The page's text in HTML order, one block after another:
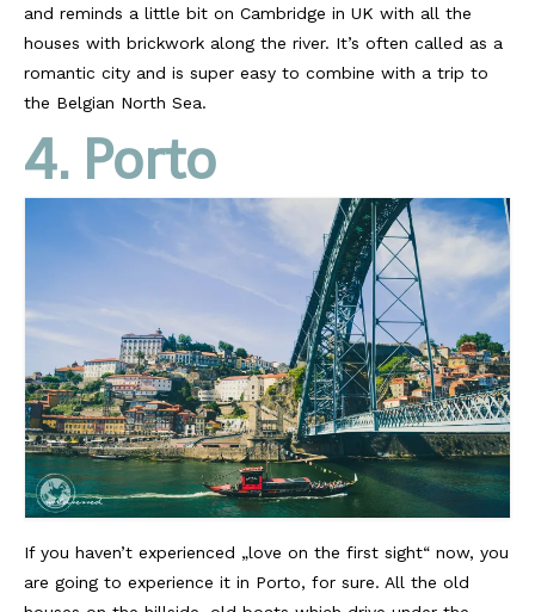
and reminds a little bit on Cambridge in UK with all the
houses with brickwork along the river. It’s often called as a
romantic city and is super easy to combine with a trip to
the Belgian North Sea.
4. Porto
If you haven’t experienced „love on the first sight“ now, you
are going to experience it in Porto, for sure. All the old